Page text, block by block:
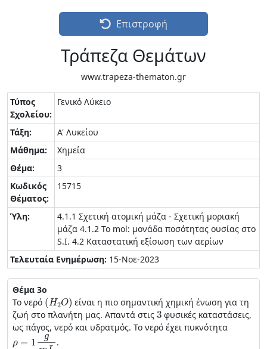
Επιστροφή
Τράπεζα Θεμάτων
www.trapeza-thematon.gr
Τύπος
Σχολείου:
Γενικό Λύκειο
Τάξη:
Α' Λυκείου
Μάθημα:
Χημεία
Θέμα:
3
Κωδικός
Θέματος:
15715
Ύλη:
4.1.1 Σχετική ατομική μάζα - Σχετική μοριακή
μάζα 4.1.2 Το mol: μονάδα ποσότητας ουσίας στο
S.I. 4.2 Καταστατική εξίσωση των αερίων
Τελευταία Ενημέρωση: 15-Νοε-2023
Θέμα 3ο
Το νερό
(Η2 Ο)
είναι η πιο σημαντική χημική ένωση για τη
ζωή στο πλανήτη μας. Απαντά στις
3
φυσικές καταστάσεις,
ως πάγος, νερό και υδρατμός. Το νερό έχει πυκνότητα
ρ= 1gmL
.